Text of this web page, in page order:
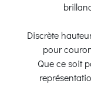
Discrète
pour
Que ce soit